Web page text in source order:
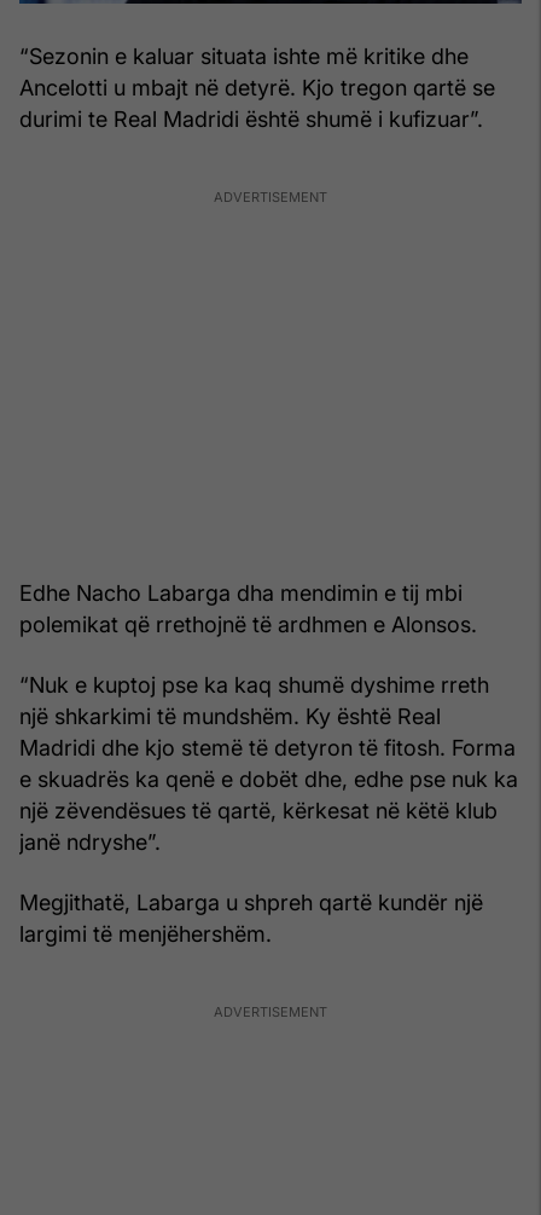
“Sezonin e kaluar situata ishte më kritike dhe
Ancelotti u mbajt në detyrë. Kjo tregon qartë se
durimi te Real Madridi është shumë i kufizuar”.
Edhe Nacho Labarga dha mendimin e tij mbi
polemikat që rrethojnë të ardhmen e Alonsos.
“Nuk e kuptoj pse ka kaq shumë dyshime rreth
një shkarkimi të mundshëm. Ky është Real
Madridi dhe kjo stemë të detyron të fitosh. Forma
e skuadrës ka qenë e dobët dhe, edhe pse nuk ka
një zëvendësues të qartë, kërkesat në këtë klub
janë ndryshe”.
Megjithatë, Labarga u shpreh qartë kundër një
largimi të menjëhershëm.